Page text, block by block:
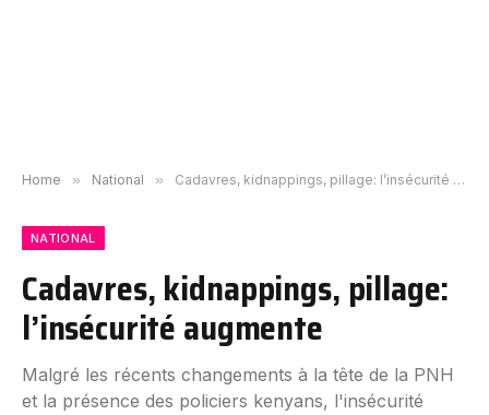
Home » National » Cadavres, kidnappings, pillage: l’insécurité augmente
NATIONAL
Cadavres, kidnappings, pillage:
l’insécurité augmente
Malgré les récents changements à la tête de la PNH
et la présence des policiers kenyans, l'insécurité